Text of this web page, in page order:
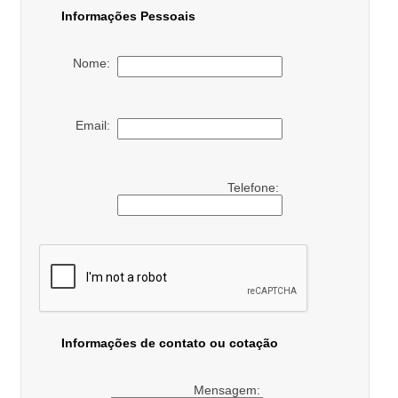
Informações Pessoais
Nome:
Email:
Telefone:
Informações de contato ou cotação
Mensagem: